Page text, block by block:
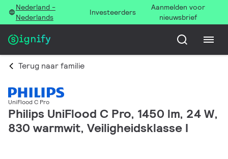
Nederland -
Nederlands
Investeerders
Aanmelden voor
nieuwsbrief
Terug naar familie
UniFlood C Pro
Philips UniFlood C Pro, 1450 lm, 24 W,
830 warmwit, Veiligheidsklasse I